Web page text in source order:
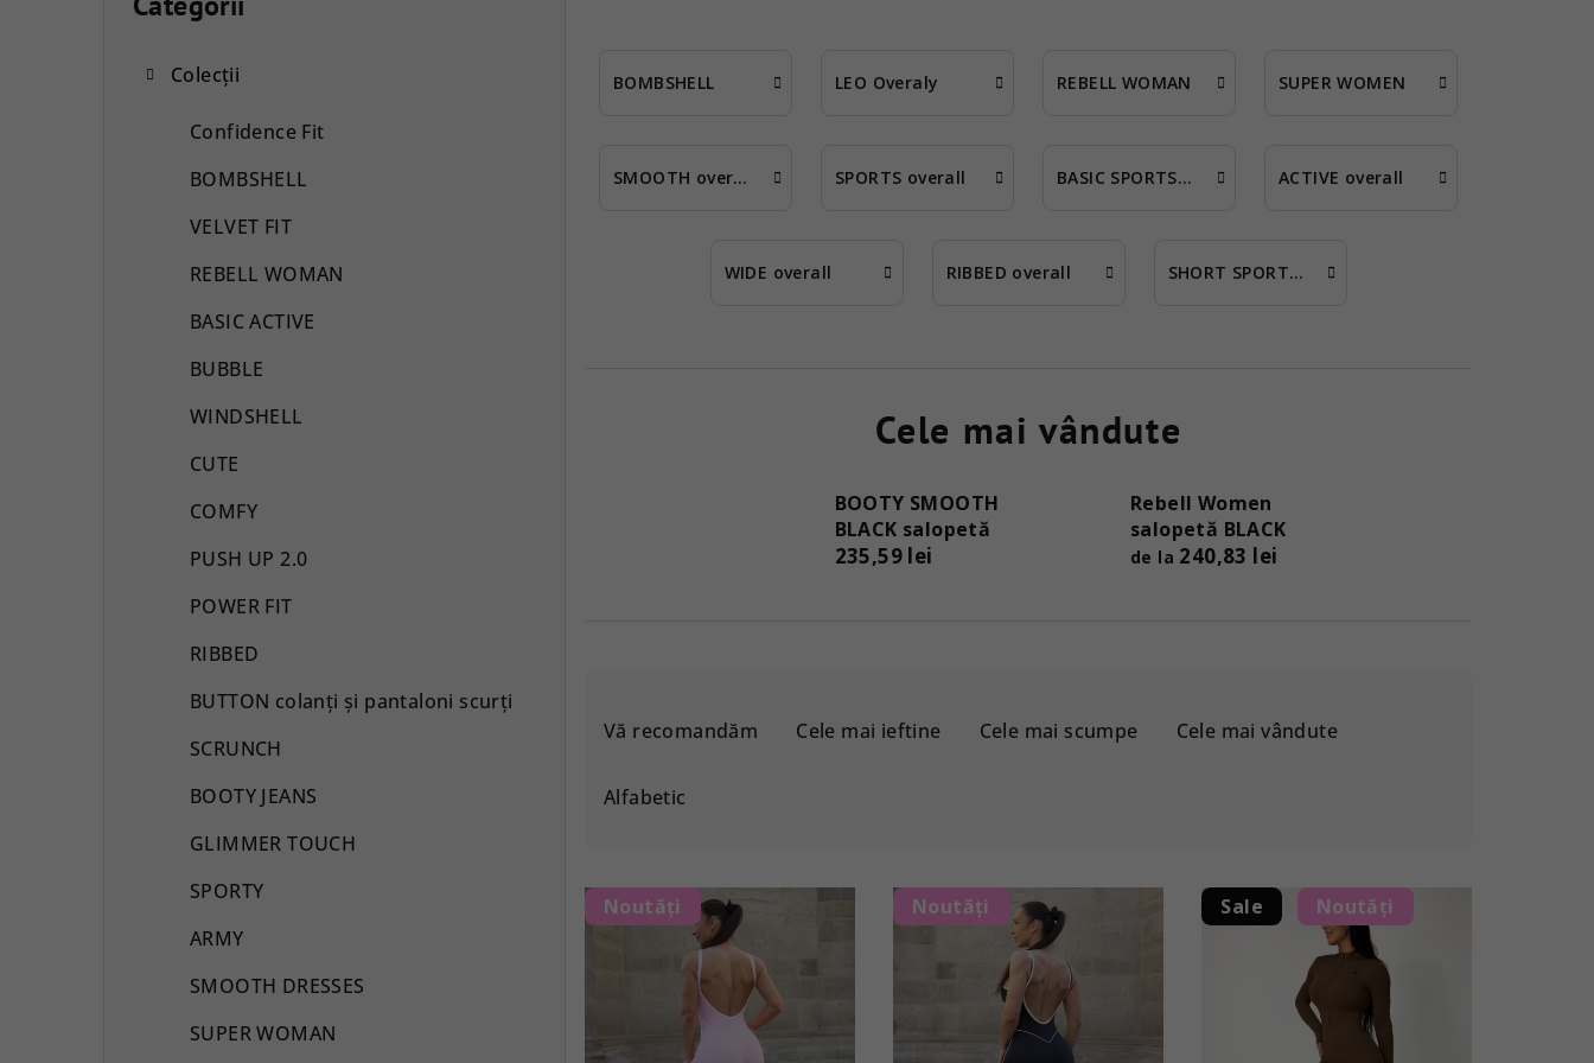
Colecții
Confidence Fit
BOMBSHELL
VELVET FIT
REBELL WOMAN
BASIC ACTIVE
BUBBLE
WINDSHELL
CUTE
COMFY
PUSH UP 2.0
POWER FIT
RIBBED
BUTTON colanți și pantaloni scurți
SCRUNCH
BOOTY JEANS
GLIMMER TOUCH
SPORTY
ARMY
SMOOTH DRESSES
SUPER WOMAN
BOMBSHELL LEO Overaly REBELL WOMAN SUPER WOMEN
SMOOTH overall SPORTS overall BASIC SPORTS overall ACTIVE overall
WIDE overall RIBBED overall SHORT SPORTS overall
Cele mai vândute
BOOTY SMOOTH
BLACK salopetă
235,59 lei
Rebell Women
salopetă BLACK
de la 240,83 lei
c
t
Vă recomandăm Cele mai ieftine Cele mai scumpe Cele mai vândute
Alfabetic
L
i
Noutăți Noutăți Sale Noutăți